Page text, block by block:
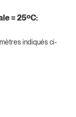
= 25ºC:
indiqués ci-